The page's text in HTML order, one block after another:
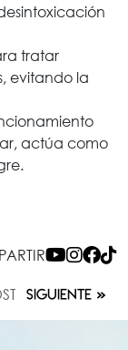
tratar
evitando la
actúa como
SIGUIENTE